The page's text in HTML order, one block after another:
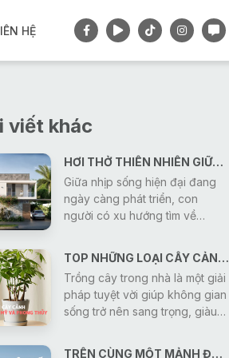
HỆ
viết khác
HƠI THỞ THIÊN NHIÊN GIỮA CUỘC SỐNG HIỆN ĐẠI
Giữa nhịp sống hiện đại đang
ngày càng phát triển, con
người có xu hướng tìm về
mong muốn sở hữu một không
gian sống bình yên, trong lành.
Vì vậy, thiết kế nhà ở gần gũi
với thiên nhiên đang trở thành
xu hướng được nhiều gia đình
chỉ đáp ứng công năng sử
TOP NHỮNG LOẠI CÂY CẢNH VỪA GIÚP THANH LỌC KHÔNG KHÍ VỪA MANG Ý NGHĨA PHONG THỦY
Trồng cây trong nhà là một giải
pháp tuyệt vời giúp không gian
sống trở nên sang trọng, giàu
nghĩa phong thủy tốt lành cho
TRÊN CÙNG MỘT MẢNH ĐẤT 150M2 DIỆN TÍCH SÀN - KIẾN TRÚC SƯ GONIC CÓ THỂ TẠO RA BAO NHIÊU MẪU THIẾT KẾ?